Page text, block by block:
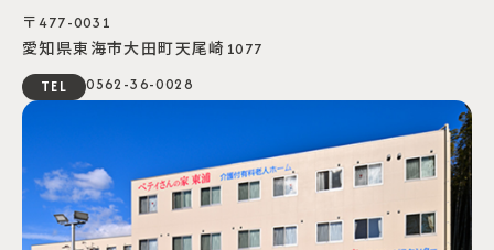
〒477-0031
愛知県東海市⼤⽥町天尾崎1077
TEL
0562-36-0028